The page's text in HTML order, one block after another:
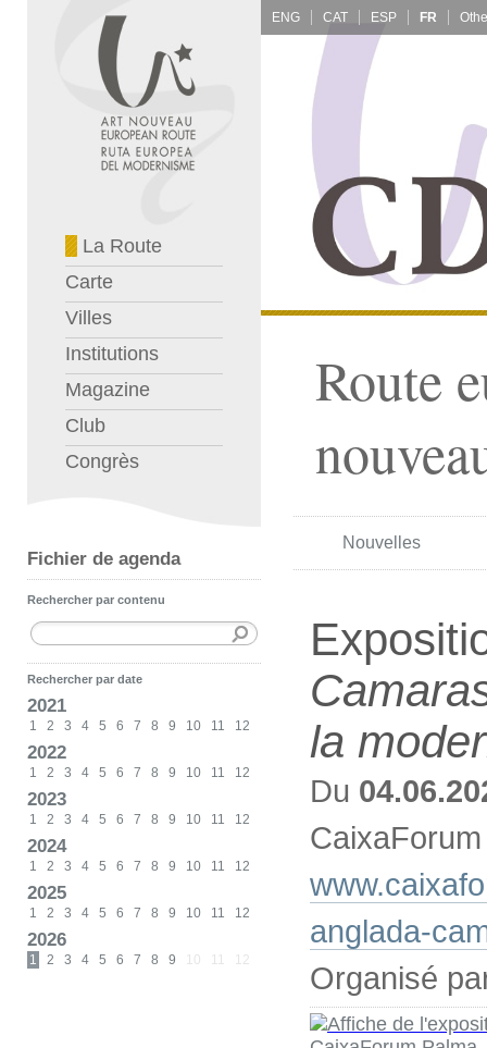
La Route
Carte
Villes
Institutions
Magazine
Club
Congrès
Fichier de agenda
Rechercher par contenu
Rechercher par date
2021
1 2 3 4 5 6 7 8 9 10 11 12
2022
1 2 3 4 5 6 7 8 9 10 11 12
2023
1 2 3 4 5 6 7 8 9 10 11 12
2024
1 2 3 4 5 6 7 8 9 10 11 12
2025
1 2 3 4 5 6 7 8 9 10 11 12
2026
1 2 3 4 5 6 7 8 9 10 11 12
ENG CAT ESP FR
Route
Nouvelles
la
Du
anglada-
Organisé